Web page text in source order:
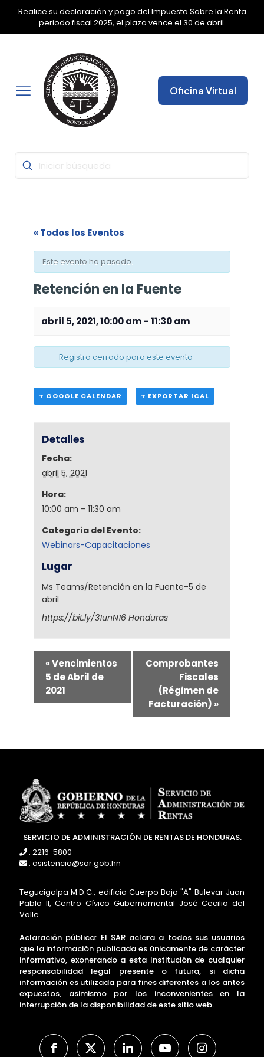
Realice su declaración y pago del Impuesto Sobre la Renta
periodo fiscal 2025, el plazo vence el 30 de abril.
✕
Oficina Virtual
« Todos los Eventos
Este evento ha pasado.
Retención en la Fuente
abril 5, 2021, 10:00 am -11:30 am
Registro cerrado para este evento
+ GOOGLE CALENDAR + EXPORTAR ICAL
Detalles
Fecha:
abril 5, 2021
Hora:
10:00 am - 11:30 am
Categoría del Evento:
Webinars-Capacitaciones
Lugar
Ms Teams/Retención en la Fuente-5 de
abril
https://bit.ly/31unN16 Honduras
«Vencimientos
5 de Abril de
2021
Comprobantes
Fiscales
(Régimen de
Facturación) »
SERVICIO DE ADMINISTRACIÓN DE RENTAS DE HONDURAS.
: 2216-5800
: asistencia@sar.gob.hn
Tegucigalpa M.D.C., edificio Cuerpo Bajo "A" Bulevar Juan
Pablo II, Centro Cívico Gubernamental José Cecilio del
Valle.
Aclaración pública: El SAR aclara a todos sus usuarios
que la información publicada es únicamente de carácter
informativo, exonerando a esta Institución de cualquier
responsabilidad legal presente o futura, si dicha
información es utilizada para fines diferentes a los antes
expuestos, asimismo por los inconvenientes en la
interrupción de la disponibilidad de este sitio web.